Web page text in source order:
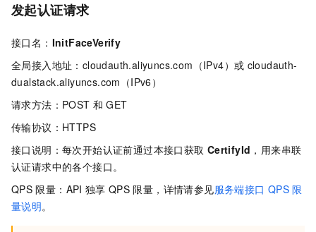
发起认证请求
接口名： InitFaceVerify
全局接入地址：cloudauth.aliyuncs.com（IPv4）或 cloudauth-
dualstack.aliyuncs.com（IPv6）
请求方法：POST 和 GET
传输协议：HTTPS
接口说明：每次开始认证前通过本接口获取 CertifyId ，用来串联
认证请求中的各个接口。
QPS 限量：API 独享 QPS 限量，详情请参见服务端接口 QPS 限
量说明。